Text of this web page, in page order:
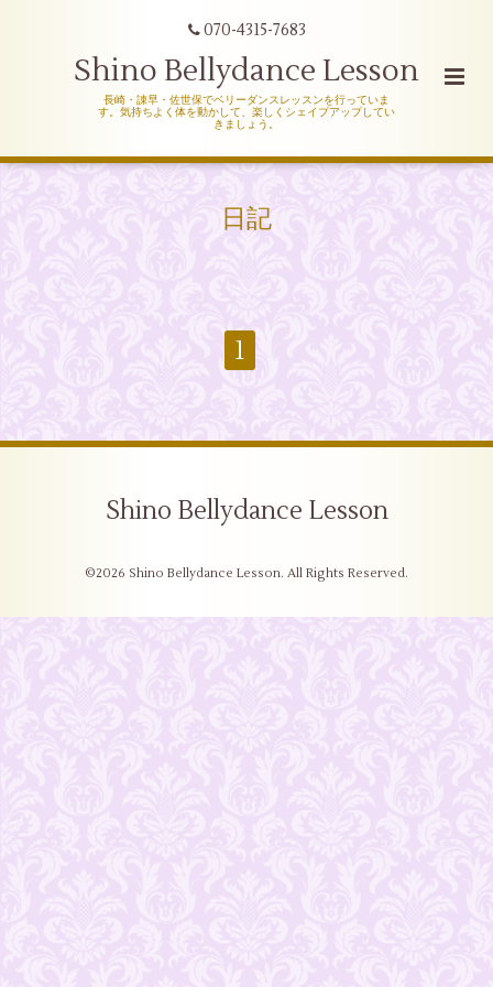
070-4315-7683
Shino Bellydance Lesson
長崎・諌早・佐世保でベリーダンスレッスンを行っていま
す。気持ちよく体を動かして、楽しくシェイプアップしてい
きましょう。
日記
1
Shino Bellydance Lesson
©2026 Shino Bellydance Lesson. All Rights Reserved.